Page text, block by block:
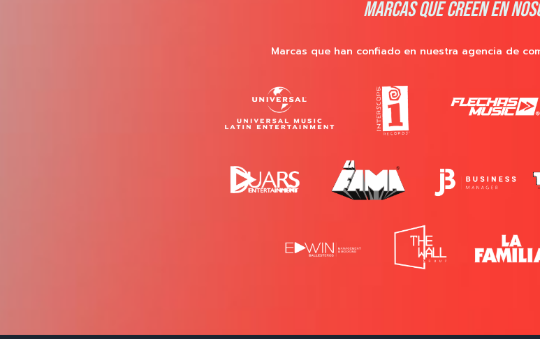
MARCAS QUE CREEN EN
Marcas que han confiado en nuestra agencia de